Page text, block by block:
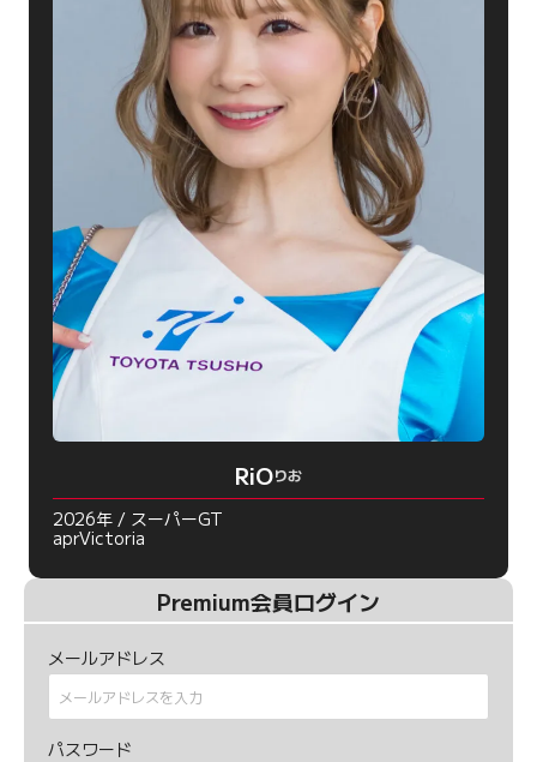
RiOりお
2026年 / スーパーGT
aprVictoria
Premium会員ログイン
メールアドレス
パスワード